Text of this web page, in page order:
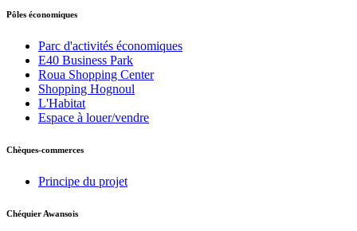
Pôles économiques
Parc d'activités économiques
E40 Business Park
Roua Shopping Center
Shopping Hognoul
L'Habitat
Espace à louer/vendre
Chèques-commerces
Principe du projet
Chéquier Awansois